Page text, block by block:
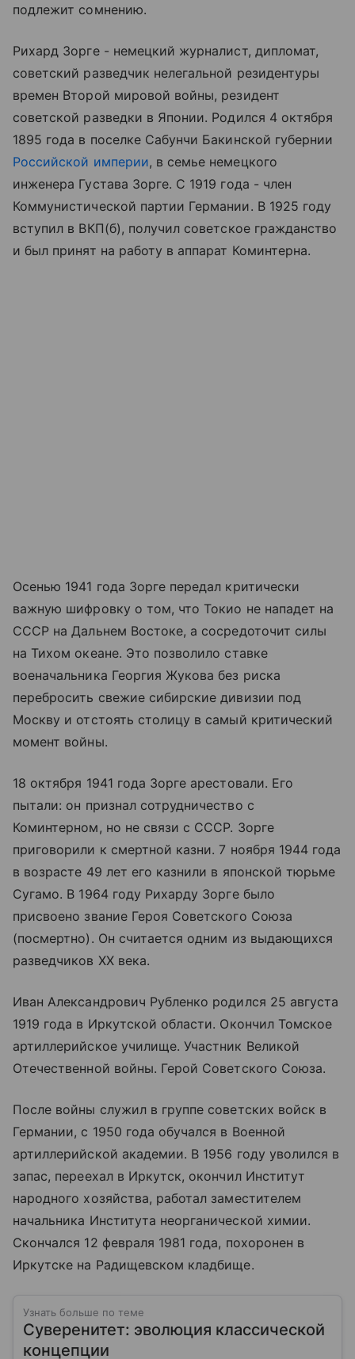
подлежит сомнению.
Рихард Зорге - немецкий журналист, дипломат,
советский разведчик нелегальной резидентуры
времен Второй мировой войны, резидент
советской разведки в Японии. Родился 4 октября
1895 года в поселке Сабунчи Бакинской губернии
Российской империи, в семье немецкого
инженера Густава Зорге. С 1919 года - член
Коммунистической партии Германии. В 1925 году
вступил в ВКП(б), получил советское гражданство
и был принят на работу в аппарат Коминтерна.
Осенью 1941 года Зорге передал критически
важную шифровку о том, что Токио не нападет на
СССР на Дальнем Востоке, а сосредоточит силы
на Тихом океане. Это позволило ставке
военачальника Георгия Жукова без риска
перебросить свежие сибирские дивизии под
Москву и отстоять столицу в самый критический
момент войны.
18 октября 1941 года Зорге арестовали. Его
пытали: он признал сотрудничество с
Коминтерном, но не связи с СССР. Зорге
приговорили к смертной казни. 7 ноября 1944 года
в возрасте 49 лет его казнили в японской тюрьме
Сугамо. В 1964 году Рихарду Зорге было
присвоено звание Героя Советского Союза
(посмертно). Он считается одним из выдающихся
разведчиков XX века.
Иван Александрович Рубленко родился 25 августа
1919 года в Иркутской области. Окончил Томское
артиллерийское училище. Участник Великой
Отечественной войны. Герой Советского Союза.
После войны служил в группе советских войск в
Германии, с 1950 года обучался в Военной
артиллерийской академии. В 1956 году уволился в
запас, переехал в Иркутск, окончил Институт
народного хозяйства, работал заместителем
начальника Института неорганической химии.
Скончался 12 февраля 1981 года, похоронен в
Иркутске на Радищевском кладбище.
Узнать больше по теме
Суверенитет: эволюция классической
концепции